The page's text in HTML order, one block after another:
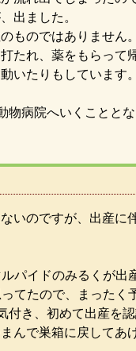
出ました。
ものではありません
たれ、薬をもらって
いたりもしています。
病院へいくこととな
いのですが、出産に
パイドのみるくが出
てたので、まったく
き、初めて出産を
んで巣箱に戻してあ